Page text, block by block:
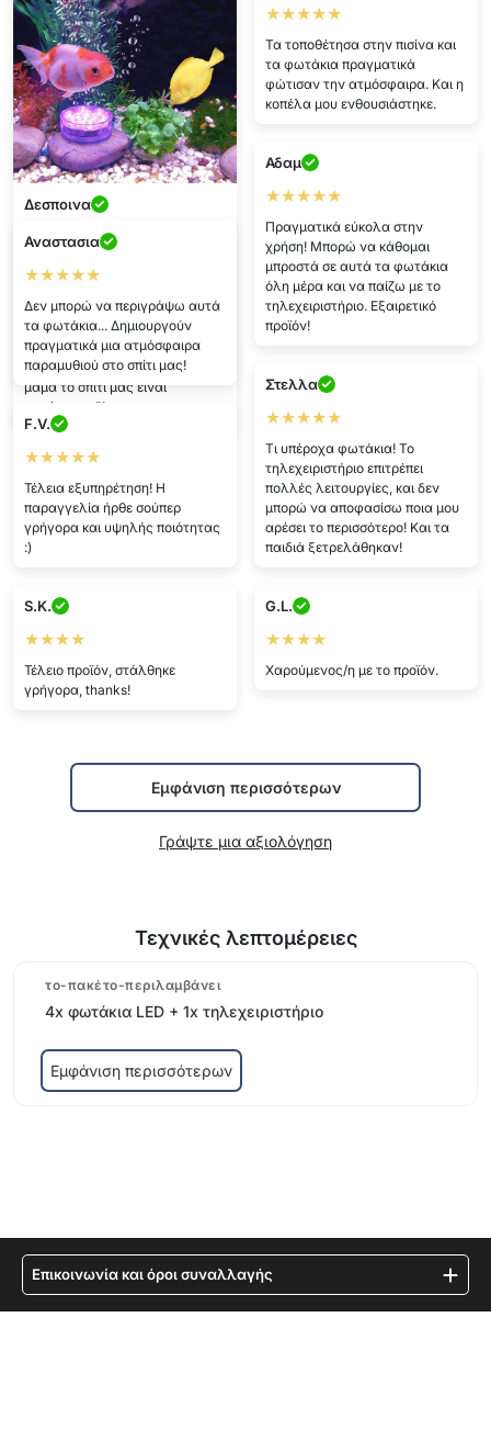
Δεσποινα
★★★★★
Είμαι ενθουσιασμένη με την
σε βάζα μόνη μου! Τα προτείνω
σε όλους, είναι τέλεια 😊 Οι
κόρες έχουν ενθουσιαστεί και
μου λένε συνεχώς "ουάου,
μαμά το σπίτι μας είναι
πανέμορφο"!
★★★★★
Τα τοποθέτησα στην πισίνα και
τα φωτάκια πραγματικά
φώτισαν την ατμόσφαιρα. Και η
κοπέλα μου ενθουσιάστηκε.
Αδαμ
★★★★★
Πραγματικά εύκολα στην
χρήση! Μπορώ να κάθομαι
μπροστά σε αυτά τα φωτάκια
όλη μέρα και να παίζω με το
τηλεχειριστήριο. Εξαιρετικό
προϊόν!
Αναστασια
★★★★★
Δεν μπορώ να περιγράψω αυτά
τα φωτάκια... Δημιουργούν
πραγματικά μια ατμόσφαιρα
παραμυθιού στο σπίτι μας!
Στελλα
★★★★★
Τι υπέροχα φωτάκια! Το
τηλεχειριστήριο επιτρέπει
πολλές λειτουργίες, και δεν
μπορώ να αποφασίσω ποια μου
αρέσει το περισσότερο! Και τα
παιδιά ξετρελάθηκαν!
F.V.
★★★★★
Τέλεια εξυπηρέτηση! Η
παραγγελία ήρθε σούπερ
γρήγορα και υψηλής ποιότητας
:)
S.K.
★★★★
Τέλειο προϊόν, στάλθηκε
γρήγορα, thanks!
G.L.
★★★★
Χαρούμενος/η με το προϊόν.
Εμφάνιση περισσότερων
Γράψτε μια αξιολόγηση
Τεχνικές λεπτομέρειες
το-πακέτο-περιλαμβάνει
4x φωτάκια LED + 1x τηλεχειριστήριο
Εμφάνιση περισσότερων
Επικοινωνία και όροι συναλλαγής